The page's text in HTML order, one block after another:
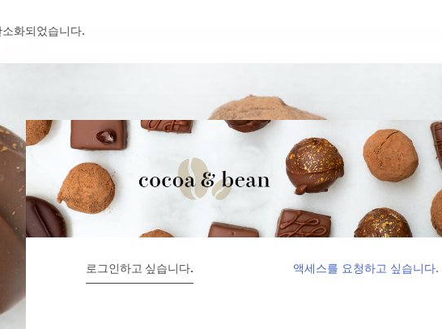
화되었습니다.
로그인하고 싶습니다. 액세스를 요청하고 싶습니다.